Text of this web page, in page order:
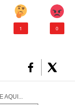
1 0
AQUI...